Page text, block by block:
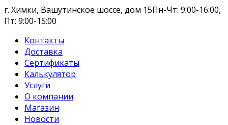
г. Химки, Вашутинское шоссе, дом 15Пн-Чт: 9:00-16:00,
Пт: 9:00-15:00
Контакты
Доставка
Сертификаты
Калькулятор
Услуги
О компании
Магазин
Новости